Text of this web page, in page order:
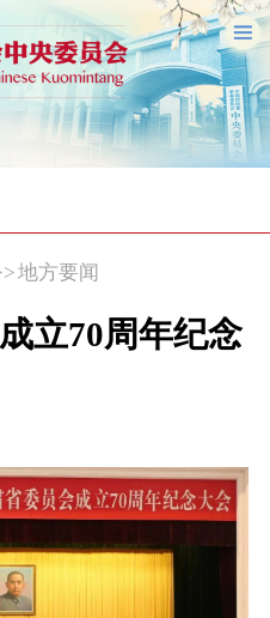
地方要闻
立70周年纪念